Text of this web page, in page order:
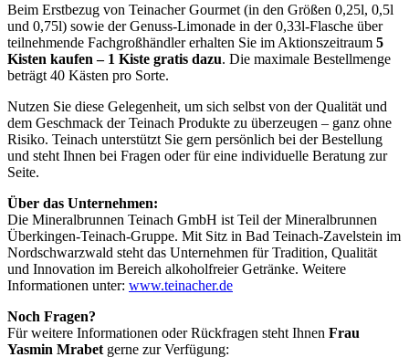
Beim Erstbezug von Teinacher Gourmet (in den Größen 0,25l, 0,5l
und 0,75l) sowie der Genuss-Limonade in der 0,33l-Flasche über
teilnehmende Fachgroßhändler erhalten Sie im Aktionszeitraum 5
Kisten kaufen – 1 Kiste gratis dazu. Die maximale Bestellmenge
beträgt 40 Kästen pro Sorte.
Nutzen Sie diese Gelegenheit, um sich selbst von der Qualität und
dem Geschmack der Teinach Produkte zu überzeugen – ganz ohne
Risiko. Teinach unterstützt Sie gern persönlich bei der Bestellung
und steht Ihnen bei Fragen oder für eine individuelle Beratung zur
Seite.
Über das Unternehmen:
Die Mineralbrunnen Teinach GmbH ist Teil der Mineralbrunnen
Überkingen-Teinach-Gruppe. Mit Sitz in Bad Teinach-Zavelstein im
Nordschwarzwald steht das Unternehmen für Tradition, Qualität
und Innovation im Bereich alkoholfreier Getränke. Weitere
Informationen unter: www.teinacher.de
Noch Fragen?
Für weitere Informationen oder Rückfragen steht Ihnen Frau
Yasmin Mrabet gerne zur Verfügung: